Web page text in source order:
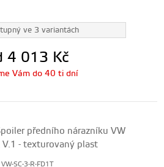
ve 3 variantách
4 013 Kč
Vám do 40 ti dní
předního nárazníku VW
V.1 - texturovaný plast
VW-SC-3-R-FD1T